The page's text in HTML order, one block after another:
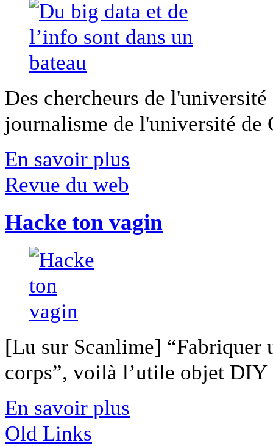
Des chercheurs de
journalisme de l'université
En savoir plus
Revue du web
Hacke ton vagin
[Lu sur Scanlime] “Fabriquer
corps”, voilà l’utile objet
En savoir plus
Old Links